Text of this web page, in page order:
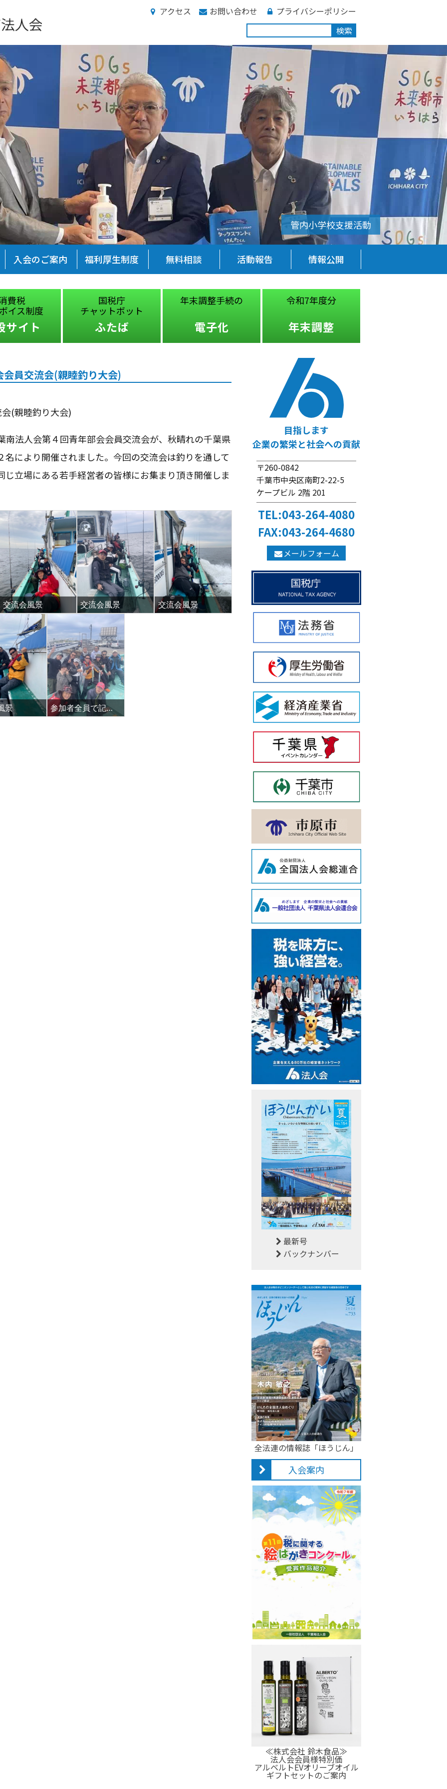
アクセス お問い合わせ
プライバシーポリシー
検索
入会のご案内 福利厚生制度 無料相談 活動報告 情報公開
費税
イス制度
サイト
国税庁
チャットボット
ふたば
年末調整手続の
電子化
令和7年度分
年末調整
員交流会(親睦釣り大会)
(親睦釣り大会)
南法人会第４回青年部会会員交流会が、秋晴れの千葉県
により開催されました。今回の交流会は釣りを通して
立場にある若手経営者の皆様にお集まり頂き開催しま
交流会風景 交流会風景 交流会風景
景 参加者全員で記念撮影
目指します
企業の繁栄と社会への貢献
〒260-0842
千葉市中央区南町2-22-5
ケープビル 2階 201
TEL:043-264-4080
FAX:043-264-4680
メールフォーム
最新号
バックナンバー
全法連の情報誌「ほうじん」
入会案内
≪株式会社 鈴木食品≫
法人会会員様特別価
アルベルトEVオリーブオイル
ギフトセットのご案内